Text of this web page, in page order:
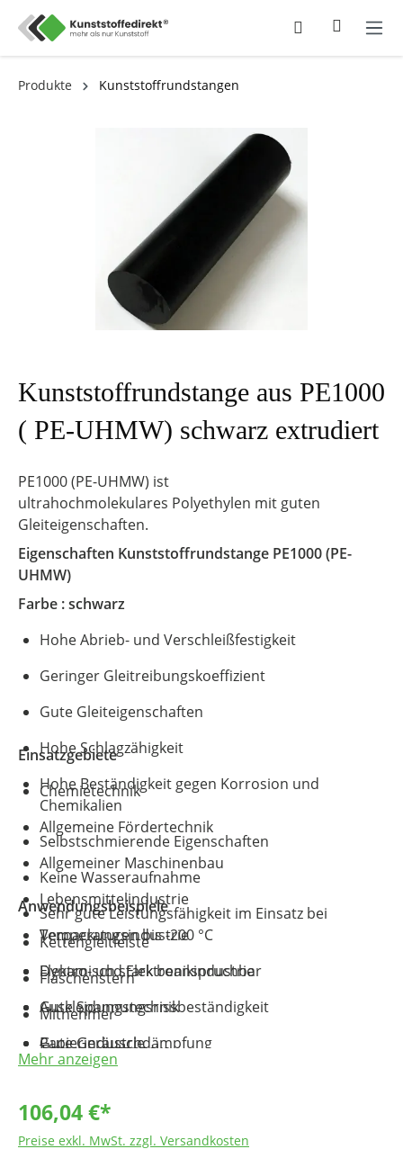
Produkte Kunststoffrundstangen
Kunststoffrundstange aus PE1000
( PE-UHMW) schwarz extrudiert
PE1000 (PE-UHMW) ist
ultrahochmolekulares Polyethylen mit guten
Gleiteigenschaften.
Eigenschaften Kunststoffrundstange PE1000 (PE-
UHMW)
Farbe : schwarz
Hohe Abrieb- und Verschleißfestigkeit
Geringer Gleitreibungskoeffizient
Gute Gleiteigenschaften
Hohe Schlagzähigkeit
Hohe Beständigkeit gegen Korrosion und
Chemikalien
Selbstschmierende Eigenschaften
Keine Wasseraufnahme
Sehr gute Leistungsfähigkeit im Einsatz bei
Temperaturen bis -200 °C
Dynamisch stark beanspruchbar
Gute Spannungsrissbeständigkeit
Gute Geräuschdämpfung
Einsatzgebiete
Chemietechnik
Allgemeine Fördertechnik
Allgemeiner Maschinenbau
Lebensmittelindustrie
Verpackungsindustrie
Elektro- und Elektronikindustrie
Auskleidungstechnik
Papierindustrie
Medizintechnik
Anwendungsbeispiele
Kettengleitleiste
Flaschenstern
Mitnehmer
Transportschnecke
Mehr anzeigen
106,04 €*
Preise exkl. MwSt. zzgl. Versandkosten